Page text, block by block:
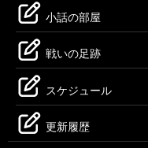
小話の部屋
戦いの足跡
スケジュール
更新履歴